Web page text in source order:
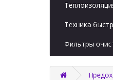
Техника
Фильтры